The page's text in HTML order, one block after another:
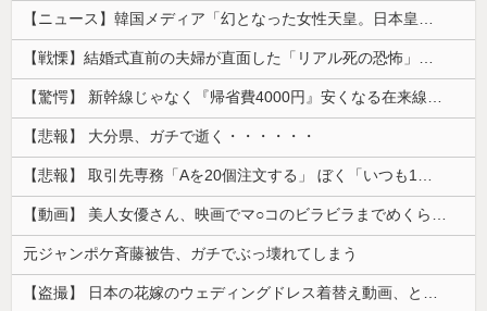
【ニュース】韓国メディア「幻となった女性天皇。日本皇族に韓半島の男の血が入る可能性がゼロに・・・」
【戦慄】結婚式直前の夫婦が直面した「リアル死の恐怖」がヤバすぎる・・・・
【驚愕】 新幹線じゃなく『帰省費4000円』安くなる在来線で帰省した結果ｗｗｗｗｗ
【悲報】 大分県、ガチで逝く・・・・・・
【悲報】 取引先専務「Aを20個注文する」 ぼく「いつも1～2個しか使わないけど本当に20であってる？」 取専「あってる」→結果『こう』なったんだが...
【動画】 美人女優さん、映画でマ○コのビラビラまでめくらせてしまうｗｗｗｗｗｗ
元ジャンポケ斉藤被告、ガチでぶっ壊れてしまう
【盗撮】 日本の花嫁のウェディングドレス着替え動画、とんでもない神乳だと海外で話題に